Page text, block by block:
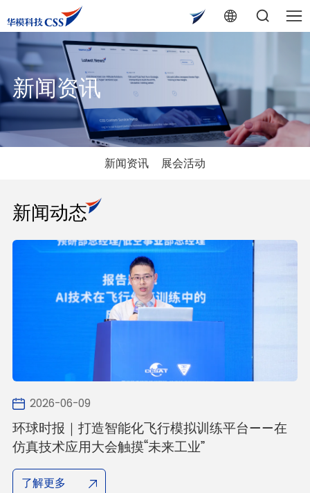
新闻资讯
新闻资讯 展会活动
新闻动态
2026-06-09
环球时报｜打造智能化飞行模拟训练平台——在
仿真技术应用大会触摸“未来工业”
了解更多